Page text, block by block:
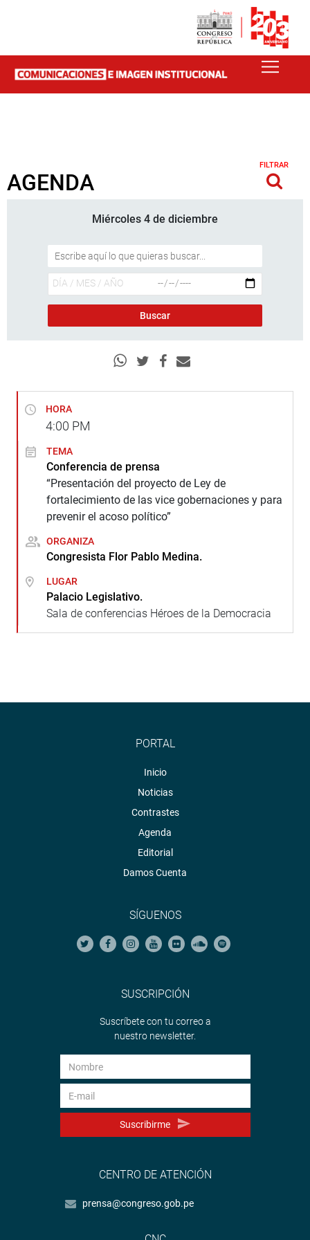
AGENDA
FILTRAR
Miércoles 4 de diciembre
HORA
4:00 PM
TEMA
Conferencia de prensa
“Presentación del proyecto de Ley de
fortalecimiento de las vice gobernaciones y para
prevenir el acoso político”
ORGANIZA
Congresista Flor Pablo Medina.
LUGAR
Palacio Legislativo.
Sala de conferencias Héroes de la Democracia
PORTAL
Inicio
Noticias
Contrastes
Agenda
Editorial
Damos Cuenta
SÍGUENOS
SUSCRIPCIÓN
Suscríbete con tu correo a
nuestro newsletter.
Suscribirme
CENTRO DE ATENCIÓN
prensa@congreso.gob.pe